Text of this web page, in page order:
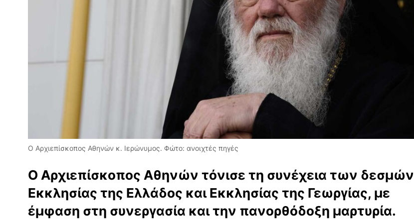
Ο Αρχιεπίσκοπος Αθηνών κ. Ιερώνυμος. Φώτο: ανοιχτές πηγές
Ο Αρχιεπίσκοπος Αθηνών τόνισε τη συνέχεια των δεσμών
Εκκλησίας της Ελλάδος και Εκκλησίας της Γεωργίας, με
έμφαση στη συνεργασία και την πανορθόδοξη μαρτυρία.